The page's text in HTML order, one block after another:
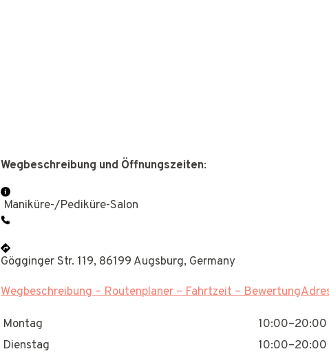
Wegbeschreibung und Öffnungszeiten:
Maniküre-/Pediküre-Salon
Gögginger Str. 119, 86199 Augsburg, Germany
Wegbeschreibung – Routenplaner – Fahrtzeit –
Montag
10:00–20:00
Dienstag
10:00–20:00